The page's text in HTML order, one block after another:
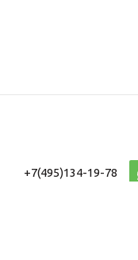
+7(495)134-19-78